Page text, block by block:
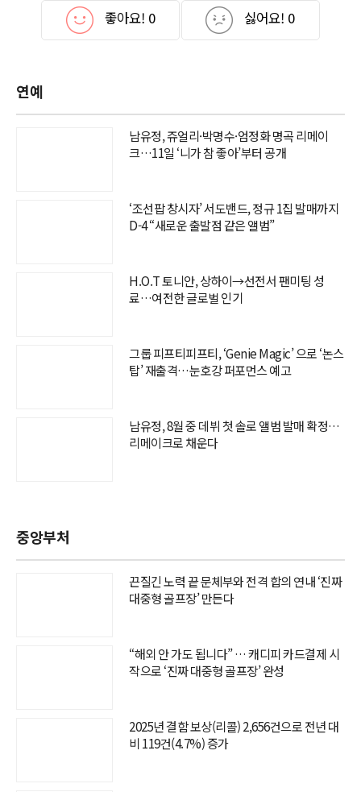
좋아요! 0 싫어요! 0
연예
남유정, 쥬얼리·박명수·엄정화 명곡 리메이
크…11일 ‘니가 참 좋아’부터 공개
‘조선팝 창시자’ 서도밴드, 정규 1집 발매까지
D-4 “새로운 출발점 같은 앨범”
H.O.T 토니안, 상하이→선전서 팬미팅 성
료…여전한 글로벌 인기
그룹 피프티피프티, ‘Genie Magic’ 으로 ‘논스
탑’ 재출격…눈호강 퍼포먼스 예고
남유정, 8월 중 데뷔 첫 솔로 앨범 발매 확정…
리메이크로 채운다
중앙부처
끈질긴 노력 끝 문체부와 전격 합의 연내 ‘진짜
대중형 골프장’ 만든다
“해외 안 가도 됩니다” … 캐디피 카드결제 시
작으로 ‘진짜 대중형 골프장’ 완성
2025년 결함 보상(리콜) 2,656건으로 전년 대
비 119건(4.7%) 증가